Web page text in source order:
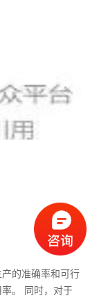
的准确率和可行
。 同时，对于